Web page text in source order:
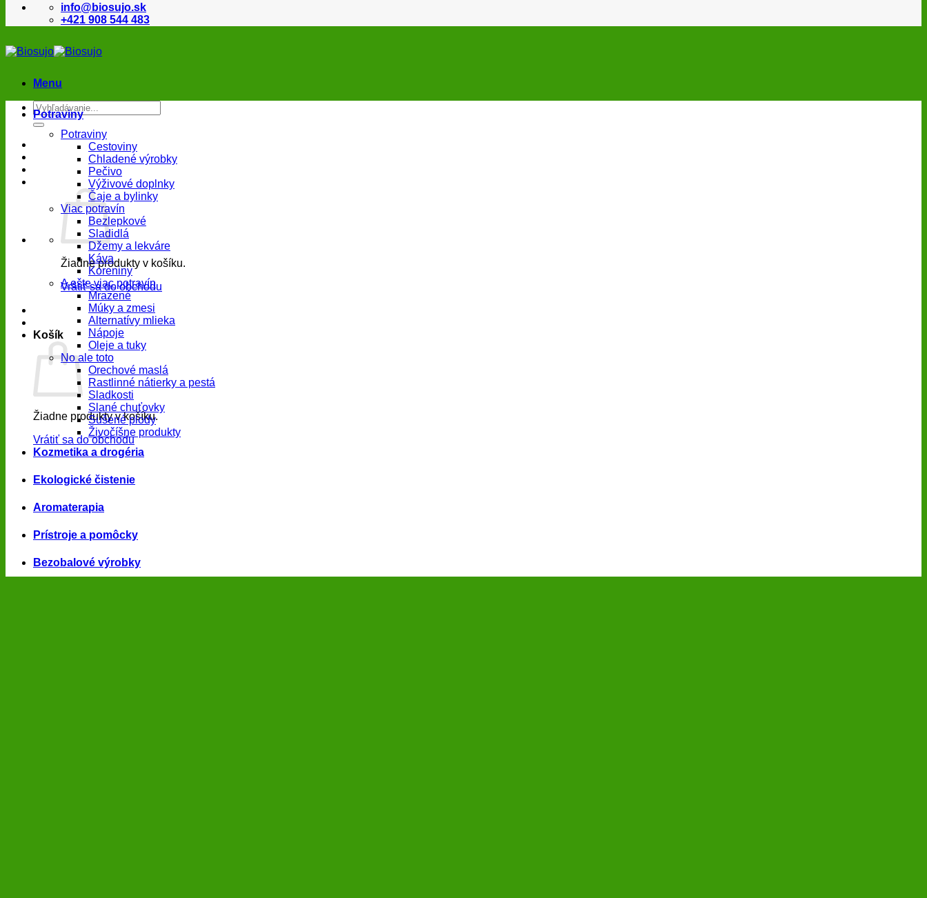
info@biosujo.sk
+421 908 544 483
Menu
Hľadať:
Žiadne produkty v košíku.
Vrátiť sa do obchodu
Košík
Žiadne produkty v košíku.
Vrátiť sa do obchodu
Potraviny
Potraviny
Cestoviny
Chladené výrobky
Pečivo
Výživové doplnky
Čaje a bylinky
Viac potravín
Bezlepkové
Sladidlá
Džemy a lekváre
Káva
Koreniny
A ešte viac potravín
Mrazené
Múky a zmesi
Alternatívy mlieka
Nápoje
Oleje a tuky
No ale toto
Orechové maslá
Rastlinné nátierky a pestá
Sladkosti
Slané chuťovky
Sušené plody
Živočíšne produkty
Kozmetika a drogéria
Ekologické čistenie
Aromaterapia
Prístroje a pomôcky
Bezobalové výrobky